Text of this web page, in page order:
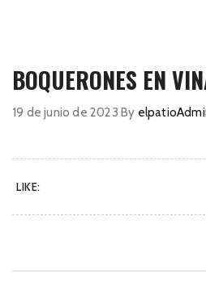
BOQUERONES EN
19 de junio de 2023 By
LIKE: